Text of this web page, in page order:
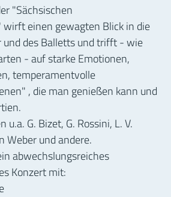
"Sächsischen
einen gewagten Blick in die
und des Balletts und trifft - wie
- auf starke Emotionen,
temperamentvolle
, die man genießen kann und
G. Bizet, G. Rossini, L. V.
Weber und andere.
abwechslungsreiches
Konzert mit: